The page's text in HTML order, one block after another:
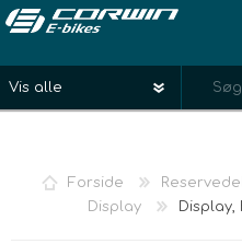
ØNSKELISTE
Forside
Display
Display,